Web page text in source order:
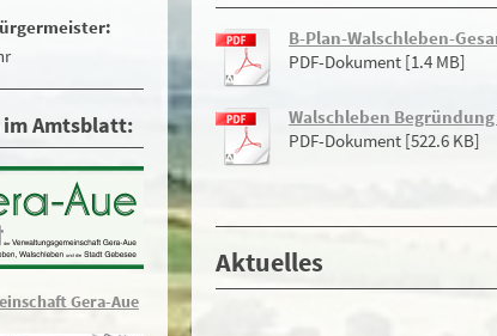
B-Plan-Walschleben-
PDF-Dokument [1.4 MB]
Walschleben
PDF-Dokument [522.6 KB]
Aktuelles
im Amtsblatt:
Gera-Aue